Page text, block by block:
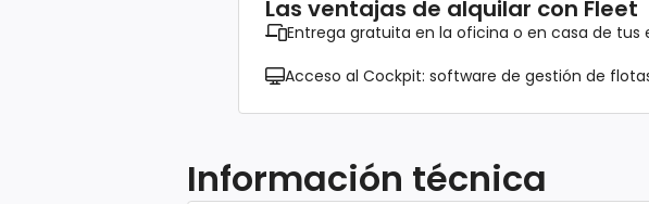
Las ventajas de alquilar con Fleet
Entrega gratuita en la oficina o en casa de tus
Acceso al Cockpit: software de gestión de
Información técnica